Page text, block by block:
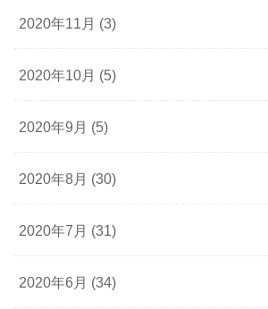
2020年11月 (3)
2020年10月 (5)
2020年9月 (5)
2020年8月 (30)
2020年7月 (31)
2020年6月 (34)